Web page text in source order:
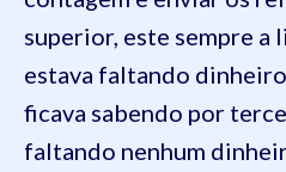
superior, este sempre a
estava faltando
ficava sabendo por
faltando nenhum